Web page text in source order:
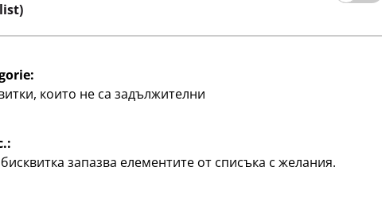
за клиента
които не са задължителни
запазва елементите от списъка с желания.